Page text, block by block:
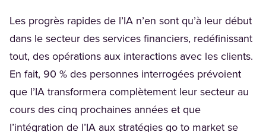
Les progrès rapides de l’IA n’en sont qu’à leur début
dans le secteur des services financiers, redéfinissant
tout, des opérations aux interactions avec les clients.
En fait, 90 % des personnes interrogées prévoient
que l’IA transformera complètement leur secteur au
cours des cinq prochaines années et que
l’intégration de l’IA aux stratégies go to market se